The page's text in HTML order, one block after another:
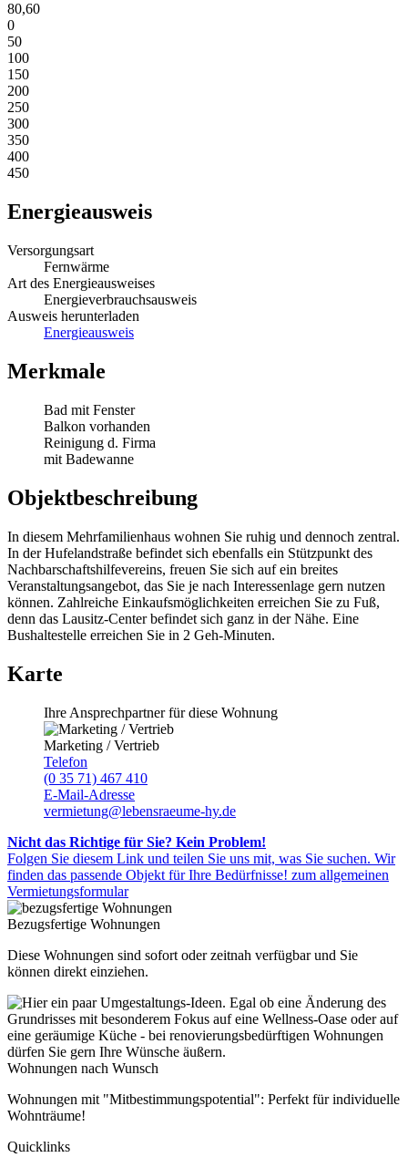
80,60
0
50
100
150
200
250
300
350
400
450
Energieausweis
Versorgungsart
Fernwärme
Art des Energieausweises
Energieverbrauchsausweis
Ausweis herunterladen
Energieausweis
Merkmale
Bad mit Fenster
Balkon vorhanden
Reinigung d. Firma
mit Badewanne
Objektbeschreibung
In diesem Mehrfamilienhaus wohnen Sie ruhig und dennoch zentral.
In der Hufelandstraße befindet sich ebenfalls ein Stützpunkt des
Nachbarschaftshilfevereins, freuen Sie sich auf ein breites
Veranstaltungsangebot, das Sie je nach Interessenlage gern nutzen
können. Zahlreiche Einkaufsmöglichkeiten erreichen Sie zu Fuß,
denn das Lausitz-Center befindet sich ganz in der Nähe. Eine
Bushaltestelle erreichen Sie in 2 Geh-Minuten.
Karte
Ihre Ansprechpartner für diese Wohnung
Marketing / Vertrieb
Telefon
(0 35 71) 467 410
E-Mail-Adresse
vermietung@lebensraeume-hy.de
Nicht das Richtige für Sie? Kein Problem!
Folgen Sie diesem Link und teilen Sie uns mit, was Sie suchen. Wir
finden das passende Objekt für Ihre Bedürfnisse! zum allgemeinen
Vermietungsformular
Bezugsfertige Wohnungen
Diese Wohnungen sind sofort oder zeitnah verfügbar und Sie
können direkt einziehen.
Wohnungen nach Wunsch
Wohnungen mit "Mitbestimmungspotential": Perfekt für individuelle
Wohnträume!
Quicklinks